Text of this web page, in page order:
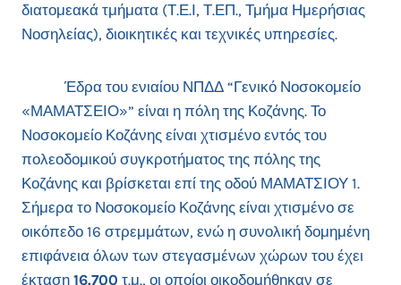
διατομεακά τμήματα (Τ.Ε.Ι, Τ.ΕΠ., Τμήμα Ημερήσιας
Νοσηλείας), διοικητικές και τεχνικές υπηρεσίες.
Έδρα του ενιαίου ΝΠΔΔ “Γενικό Νοσοκομείο
«ΜΑΜΑΤΣΕΙΟ»” είναι η πόλη της Κοζάνης. Το
Νοσοκομείο Κοζάνης είναι χτισμένο εντός του
πολεοδομικού συγκροτήματος της πόλης της
Κοζάνης και βρίσκεται επί της οδού ΜΑΜΑΤΣΙΟΥ 1.
Σήμερα το Νοσοκομείο Κοζάνης είναι χτισμένο σε
οικόπεδο 16 στρεμμάτων, ενώ η συνολική δομημένη
επιφάνεια όλων των στεγασμένων χώρων του έχει
έκταση 16.700 τ.μ., οι οποίοι οικοδομήθηκαν σε